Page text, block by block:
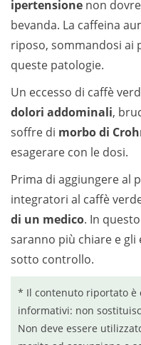
ipertensione non
bevanda. La caffeina
riposo, sommandosi ai
queste patologie.
Un eccesso di caffè
dolori addominali,
soffre di morbo di
esagerare con le dosi.
Prima di aggiungere al
integratori al caffè
di un medico. In
saranno più chiare e
sotto controllo.
* Il contenuto riportato è
informativi: non
Non deve essere